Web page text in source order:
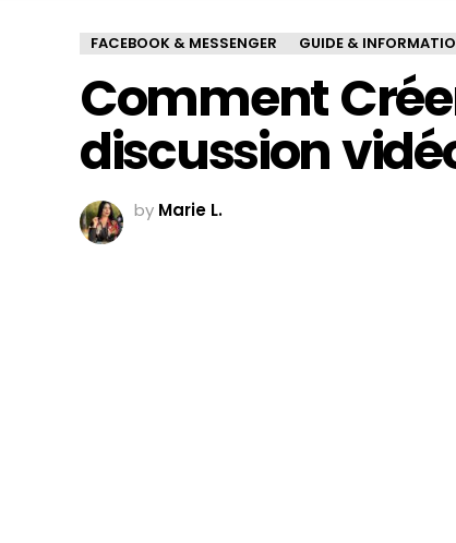
FACEBOOK & MESSENGER GUIDE &
Comment
discussion
by Marie L.